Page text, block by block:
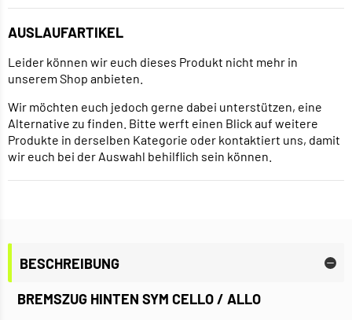
AUSLAUFARTIKEL
Leider können wir euch dieses Produkt nicht mehr in
unserem Shop anbieten.
Wir möchten euch jedoch gerne dabei unterstützen, eine
Alternative zu finden. Bitte werft einen Blick auf weitere
Produkte in derselben Kategorie oder kontaktiert uns, damit
wir euch bei der Auswahl behilflich sein können.
BESCHREIBUNG
BREMSZUG HINTEN SYM CELLO / ALLO